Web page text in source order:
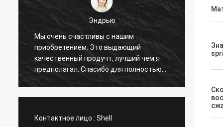
Эндрью
Мы очень счастливы с нашим
приобретением. Это выдающий
качественный продучт, лучший чем я
предполагал. Спасибо для полностью
вашего предложения и хорошее
и
Контактное лицо : Shell